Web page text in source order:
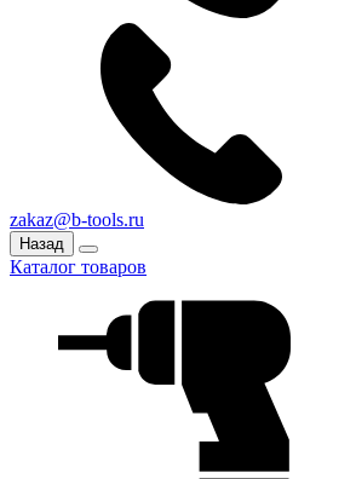
zakaz@b-tools.ru
Назад
Каталог товаров